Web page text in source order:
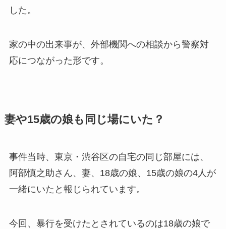
した。
家の中の出来事が、外部機関への相談から警察対
応につながった形です。
妻や15歳の娘も同じ場にいた？
事件当時、東京・渋谷区の自宅の同じ部屋には、
阿部慎之助さん、妻、18歳の娘、15歳の娘の4人が
一緒にいたと報じられています。
今回、暴行を受けたとされているのは18歳の娘で